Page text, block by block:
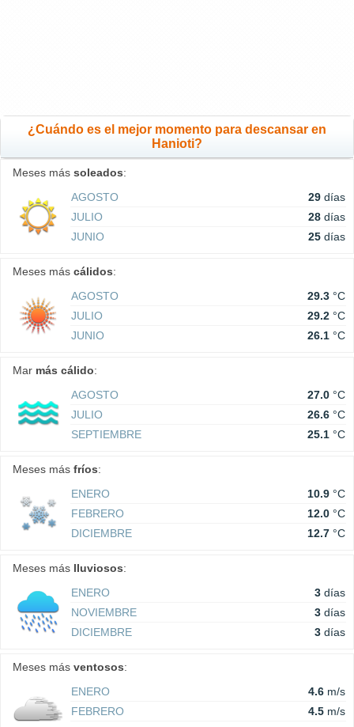
¿Cuándo es el mejor momento para descansar en
Hanioti?
Meses más soleados:
AGOSTO
29 días
JULIO
28 días
JUNIO
25 días
Meses más cálidos:
AGOSTO
29.3 °C
JULIO
29.2 °C
JUNIO
26.1 °C
Mar más cálido:
AGOSTO
27.0 °C
JULIO
26.6 °C
SEPTIEMBRE
25.1 °C
Meses más fríos:
ENERO
10.9 °C
FEBRERO
12.0 °C
DICIEMBRE
12.7 °C
Meses más lluviosos:
ENERO
3 días
NOVIEMBRE
3 días
DICIEMBRE
3 días
Meses más ventosos:
ENERO
4.6 m/s
FEBRERO
4.5 m/s